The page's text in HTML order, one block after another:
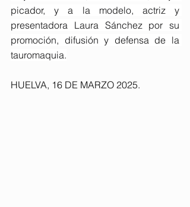
picador, y a la modelo, actriz y
presentadora Laura Sánchez por su
promoción, difusión y defensa de la
tauromaquia.
HUELVA, 16 DE MARZO 2025.